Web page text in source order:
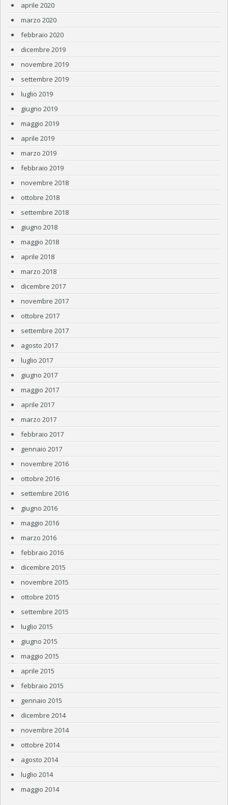
aprile 2020
marzo 2020
febbraio 2020
dicembre 2019
novembre 2019
settembre 2019
luglio 2019
giugno 2019
maggio 2019
aprile 2019
marzo 2019
febbraio 2019
novembre 2018
ottobre 2018
settembre 2018
giugno 2018
maggio 2018
aprile 2018
marzo 2018
dicembre 2017
novembre 2017
ottobre 2017
settembre 2017
agosto 2017
luglio 2017
giugno 2017
maggio 2017
aprile 2017
marzo 2017
febbraio 2017
gennaio 2017
novembre 2016
ottobre 2016
settembre 2016
giugno 2016
maggio 2016
marzo 2016
febbraio 2016
dicembre 2015
novembre 2015
ottobre 2015
settembre 2015
luglio 2015
giugno 2015
maggio 2015
aprile 2015
febbraio 2015
gennaio 2015
dicembre 2014
novembre 2014
ottobre 2014
agosto 2014
luglio 2014
maggio 2014